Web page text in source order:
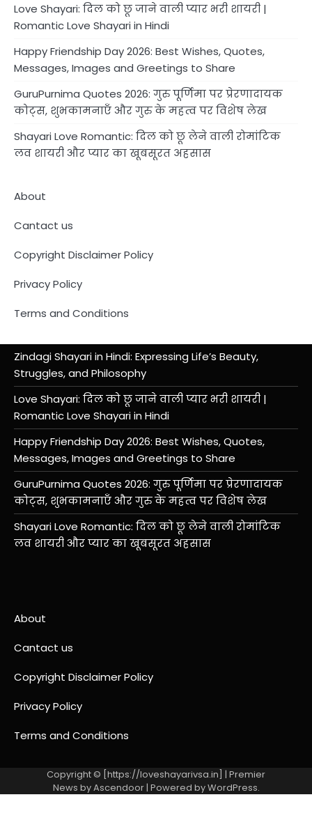
Love Shayari: दिल को छू जाने वाली प्यार भरी शायरी |
Romantic Love Shayari in Hindi
Happy Friendship Day 2026: Best Wishes, Quotes,
Messages, Images and Greetings to Share
GuruPurnima Quotes 2026: गुरु पूर्णिमा पर प्रेरणादायक
कोट्स, शुभकामनाएँ और गुरु के महत्व पर विशेष लेख
Shayari Love Romantic: दिल को छू लेने वाली रोमांटिक
लव शायरी और प्यार का खूबसूरत अहसास
About
Cantact us
Copyright Disclaimer Policy
Privacy Policy
Terms and Conditions
Zindagi Shayari in Hindi: Expressing Life’s Beauty,
Struggles, and Philosophy
Love Shayari: दिल को छू जाने वाली प्यार भरी शायरी |
Romantic Love Shayari in Hindi
Happy Friendship Day 2026: Best Wishes, Quotes,
Messages, Images and Greetings to Share
GuruPurnima Quotes 2026: गुरु पूर्णिमा पर प्रेरणादायक
कोट्स, शुभकामनाएँ और गुरु के महत्व पर विशेष लेख
Shayari Love Romantic: दिल को छू लेने वाली रोमांटिक
लव शायरी और प्यार का खूबसूरत अहसास
About
Cantact us
Copyright Disclaimer Policy
Privacy Policy
Terms and Conditions
Copyright © [https://loveshayarivsa.in] | Premier
News byAscendoor| Powered byWordPress.